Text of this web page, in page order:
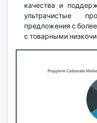
качества и
ультрачистые
предложения с
с товарными